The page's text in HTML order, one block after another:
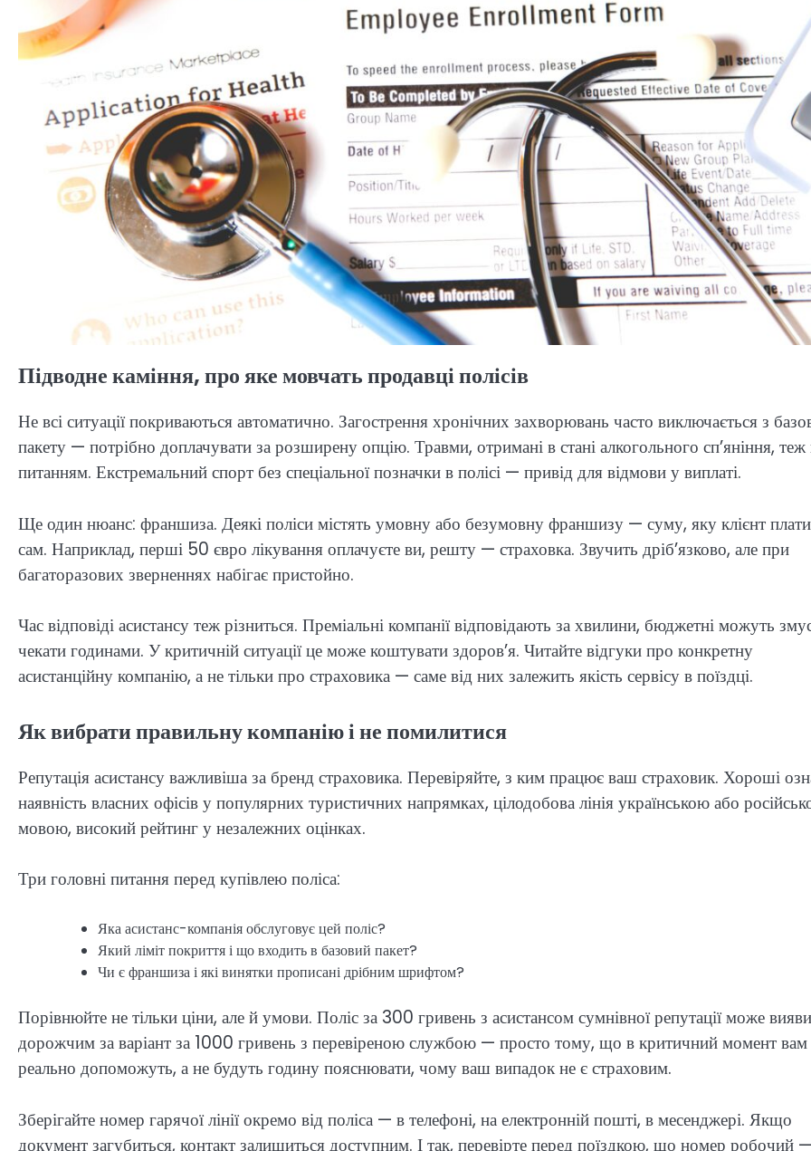
Підводне каміння, про яке мовчать продавці полісів
Не всі ситуації покриваються автоматично. Загострення хронічних захворювань часто виключається з
пакету — потрібно доплачувати за розширену опцію. Травми, отримані в стані алкогольного сп’яніння, теж
питанням. Екстремальний спорт без спеціальної позначки в полісі — привід для відмови у виплаті.
Ще один нюанс: франшиза. Деякі поліси містять умовну або безумовну франшизу — суму, яку клієнт
сам. Наприклад, перші 50 євро лікування оплачуєте ви, решту — страховка. Звучить дріб’язково, але при
багаторазових зверненнях набігає пристойно.
Час відповіді асистансу теж різниться. Преміальні компанії відповідають за хвилини, бюджетні можуть
чекати годинами. У критичній ситуації це може коштувати здоров’я. Читайте відгуки про конкретну
асистанційну компанію, а не тільки про страховика — саме від них залежить якість сервісу в поїздці.
Як вибрати правильну компанію і не помилитися
Репутація асистансу важливіша за бренд страховика. Перевіряйте, з ким працює ваш страховик. Хороші
наявність власних офісів у популярних туристичних напрямках, цілодобова лінія українською або
мовою, високий рейтинг у незалежних оцінках.
Три головні питання перед купівлею поліса:
Яка асистанс-компанія обслуговує цей поліс?
Який ліміт покриття і що входить в базовий пакет?
Чи є франшиза і які винятки прописані дрібним шрифтом?
Порівнюйте не тільки ціни, але й умови. Поліс за 300 гривень з асистансом сумнівної репутації може
дорожчим за варіант за 1000 гривень з перевіреною службою — просто тому, що в критичний момент вам
реально допоможуть, а не будуть годину пояснювати, чому ваш випадок не є страховим.
Зберігайте номер гарячої лінії окремо від поліса — в телефоні, на електронній пошті, в месенджері. Якщо
документ загубиться, контакт залишиться доступним. І так, перевірте перед поїздкою, що номер робочий